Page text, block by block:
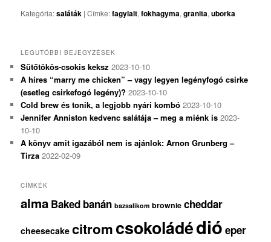
Kategória:saláták |Címke:fagylalt,fokhagyma,granita,uborka
LEGUTÓBBI BEJEGYZÉSEK
Sütőtökös-csokis keksz 2023-10-10
A híres “marry me chicken” – vagy legyen legényfogó csirke
(esetleg csirkefogó legény)? 2023-10-10
Cold brew és tonik, a legjobb nyári kombó 2023-10-10
Jennifer Anniston kedvenc salátája – meg a miénk is 2023-
10-10
A könyv amit igazából nem is ajánlok: Arnon Grunberg –
Tirza 2022-02-09
CÍMKÉK
alma Baked banán bazsalikom brownie cheddar
cheesecake citromcsokoládédió eper